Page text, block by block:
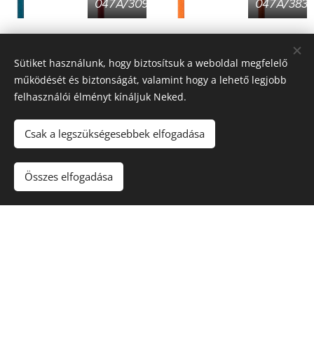
047A/309 047A/383
Sütiket használunk, hogy biztosítsuk a weboldal megfelelő
működését és biztonságát, valamint hogy a lehető legjobb
felhasználói élményt kínáljuk Neked.
Csak a legszükségesebbek elfogadása
Összes elfogadása